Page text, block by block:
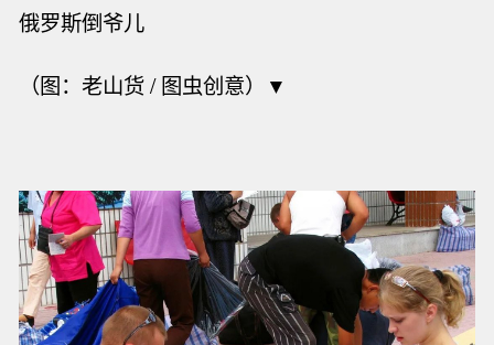
俄罗斯倒爷儿
（图：老山货 / 图虫创意）▼